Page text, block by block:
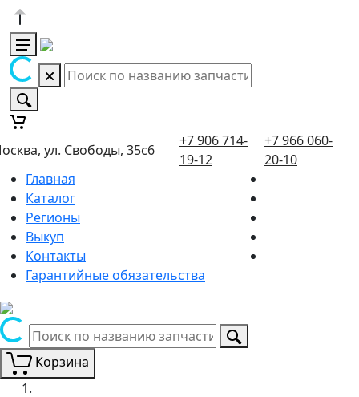
ул. Свободы, 35с6
+7 906 714-
19-12
+7 966 060-
20-10
Главная
Каталог
Регионы
Выкуп
Контакты
Гарантийные обязательства
Корзина